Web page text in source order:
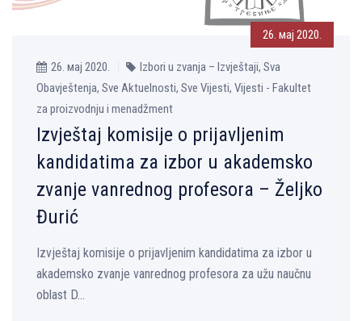
26. мај 2020.
26. мај 2020.
Izbori u zvanja – Izvještaji, Sva
Obavještenja, Sve Aktuelnosti, Sve Vijesti, Vijesti - Fakultet
za proizvodnju i menadžment
Izvještaj komisije o prijavlјenim
kandidatima za izbor u akademsko
zvanje vanrednog profesora – Želјko
Đurić
Izvještaj komisije o prijavlјenim kandidatima za izbor u
akademsko zvanje vanrednog profesora za užu naučnu
oblast D...